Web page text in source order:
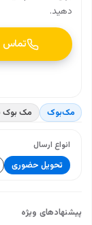
دهید.
تماس
مک‌بوک مک بوک
انواع ارسال
تحویل حضوری
پیشنهادهای ویژه